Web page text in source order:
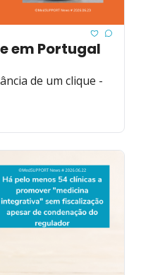
em Portugal
de um clique -